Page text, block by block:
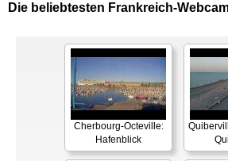
Die beliebtesten Frankreich-
Cherbourg-Octeville:
Hafenblick